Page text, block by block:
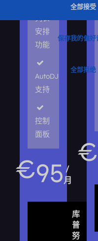
列表
安排
功能
AutoDJ
支持
控制
面板
€95 /
月
库
普
努
€